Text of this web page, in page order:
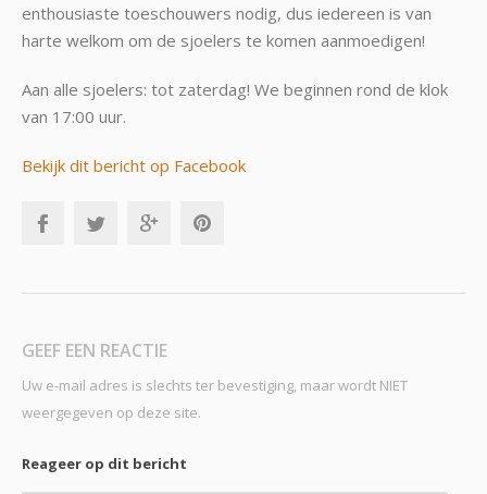
enthousiaste toeschouwers nodig, dus iedereen is van
harte welkom om de sjoelers te komen aanmoedigen!
Aan alle sjoelers: tot zaterdag! We beginnen rond de klok
van 17:00 uur.
Bekijk dit bericht op Facebook
GEEF EEN REACTIE
Uw e-mail adres is slechts ter bevestiging, maar wordt NIET
weergegeven op deze site.
Reageer op dit bericht